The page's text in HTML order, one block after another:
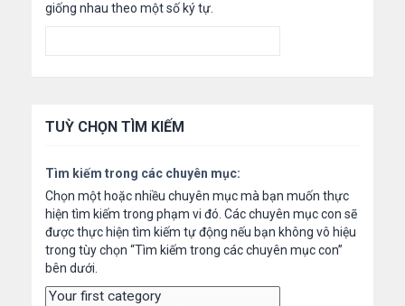
giống nhau theo một số ký tự.
TUỲ CHỌN TÌM KIẾM
Tìm kiếm trong các chuyên mục:
Chọn một hoặc nhiều chuyên mục mà bạn muốn thực
hiện tìm kiếm trong phạm vi đó. Các chuyên mục con sẽ
được thực hiện tìm kiếm tự động nếu bạn không vô hiệu
trong tùy chọn “Tìm kiếm trong các chuyên mục con”
bên dưới.